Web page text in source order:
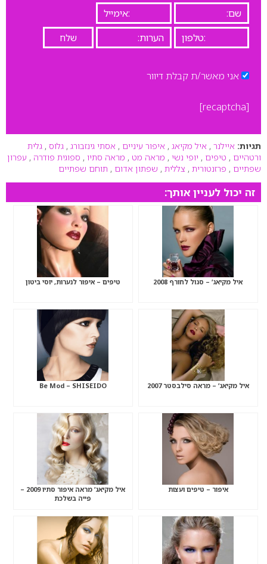
אני מאשר/ת קבלת דיוור
[recaptcha]
תגיות: איילנר , איל מקיאג , איפור עיניים , אסתי גינזבורג , גלוס , גלית
ורטהיים , טיפים , יופי נשי , מראה מט , מראה סתיו , ספוגית פודרה , עפרון
שפתיים , פרזנטורית , צללית , שפתון אדום , תוחם שפתיים
זה יכול לעניין אותך:
איל מקיאג’ – סגול לחורף 2008 טיפים – איפור לנערות, יוסי ביטון
איל מקיאג’ – מראה סילבסטר 2007 Be Mod – SHISEIDO
איפור – טיפים ועצות
איל מקיאג’ מראה איפור סתיו 2009 –
פייה בשלכת